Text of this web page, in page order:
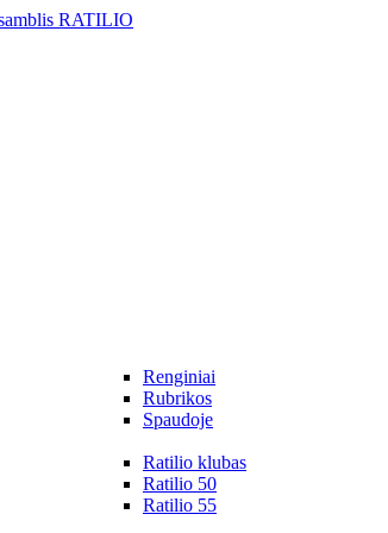
Renginiai
Rubrikos
Spaudoje
Ratilio klubas
Ratilio 50
Ratilio 55